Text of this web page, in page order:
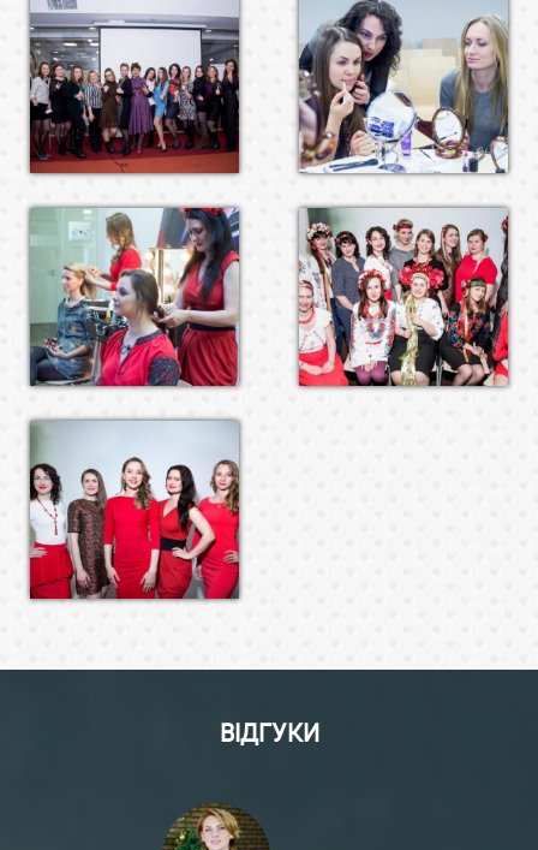
ВІДГУКИ